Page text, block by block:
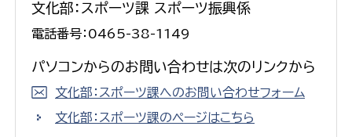
文化部：スポーツ課 スポーツ振興係
電話番号：0465-38-1149
パソコンからのお問い合わせは次のリンクから
文化部：スポーツ課へのお問い合わせフォーム
文化部：スポーツ課のページはこちら